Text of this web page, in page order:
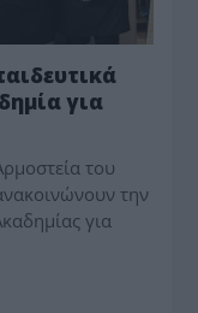
για
του
την
για